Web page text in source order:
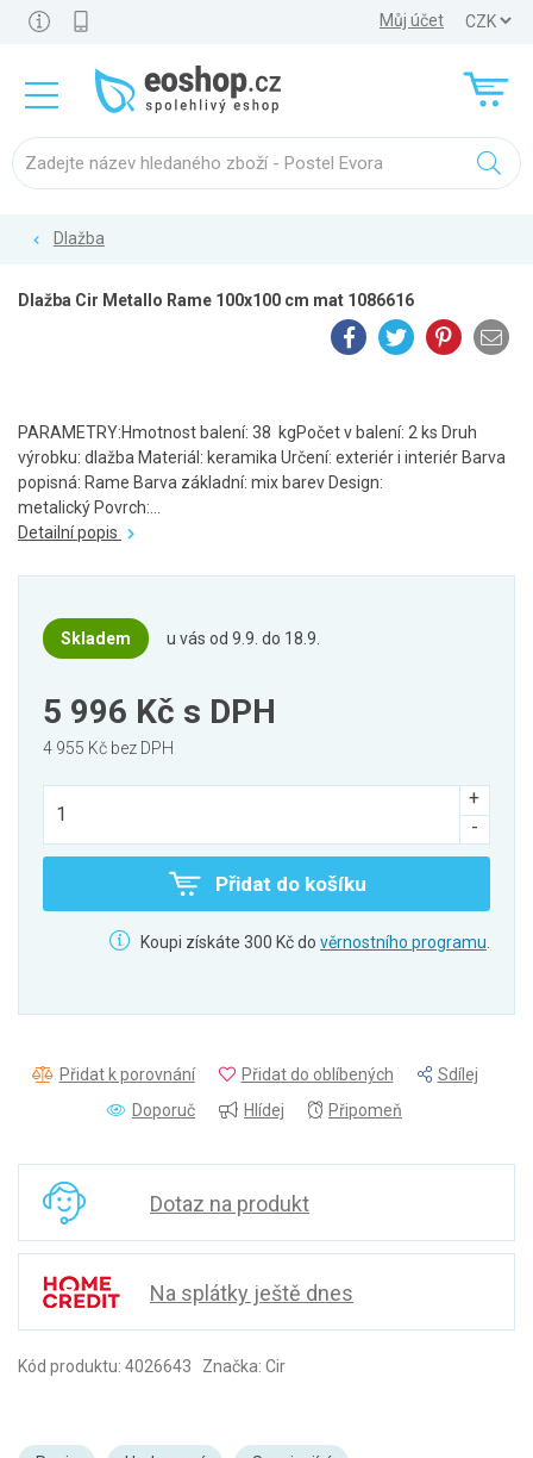
Můj účet
Dlažba
Dlažba Cir Metallo Rame 100x100 cm mat 1086616
PARAMETRY:Hmotnost balení: 38 kgPočet v balení: 2 ks Druh
výrobku: dlažba Materiál: keramika Určení: exteriér i interiér Barva
popisná: Rame Barva základní: mix barev Design:
metalický Povrch:...
Detailní popis
Skladem u vás od 9.9. do 18.9.
5 996 Kč s DPH
4 955 Kč bez DPH
Přidat do košíku
Koupi získáte 300 Kč do věrnostního programu
Přidat k porovnání Přidat do oblíbených
Sdílej
Doporuč
Hlídej Připomeň
Dotaz na produkt
Na splátky ještě dnes
Kód produktu: 4026643 Značka: Cir